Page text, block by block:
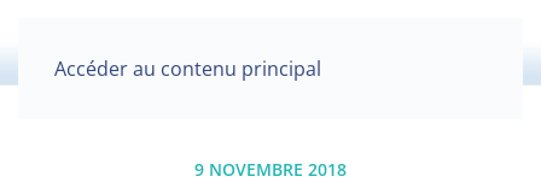
Accéder au contenu principal
9 NOVEMBRE 2018